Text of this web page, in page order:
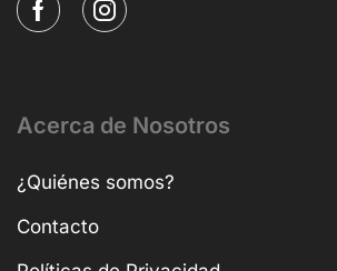
Acerca de Nosotros
¿Quiénes somos?
Contacto